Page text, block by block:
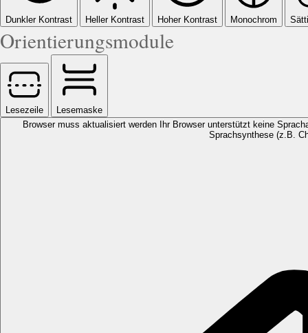
Dunkler Kontrast Heller Kontrast Hoher Kontrast Monochrom
Orientierungsmodule
Lesezeile
Lesemaske
Browser muss aktualisiert werden
Ihr Browser unterstützt keine
Sprachsynthese (z.B.